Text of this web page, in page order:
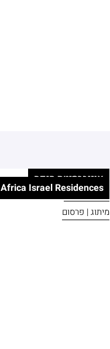
מיתוג
B-Fresh
מיתוג ופרסום
אוניברסיטת חיפה
Africa Israel Residences
מיתוג | פרסום